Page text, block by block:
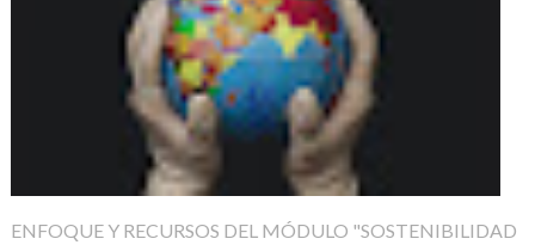
ENFOQUE Y RECURSOS DEL MÓDULO "SOSTENIBILIDAD